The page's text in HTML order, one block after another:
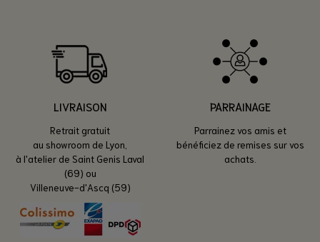
LIVRAISON
Retrait gratuit
au showroom de Lyon,
à l'atelier de Saint Genis Laval
(69) ou
Villeneuve-d'Ascq (59)
PARRAINAGE
Parrainez vos amis et
bénéficiez de remises sur vos
achats.